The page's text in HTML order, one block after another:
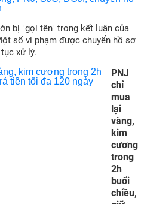
bị "gọi tên" trong kết luận của
số vi phạm được chuyển hồ sơ
xử lý.
PNJ
chỉ
mua
lại
vàng,
kim
cương
trong
2h
buổi
chiều,